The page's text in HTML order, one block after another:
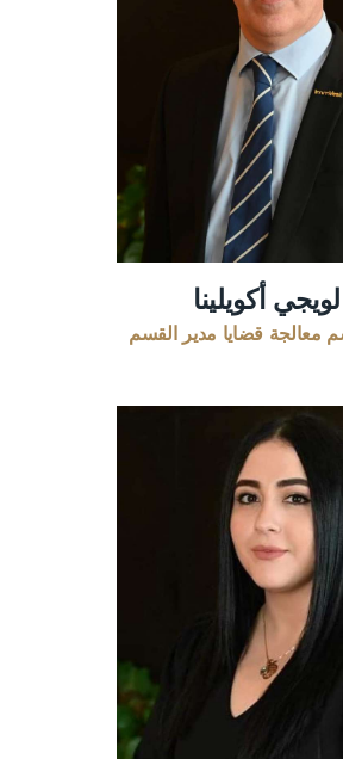
لويجي أكويلينا
معالجة قضايا مدير القسم